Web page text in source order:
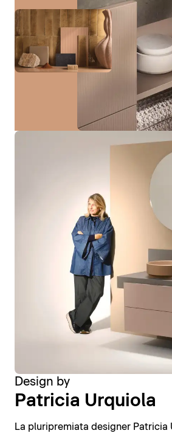
Design by
Patricia Urquiola
La pluripremiata designer Patricia